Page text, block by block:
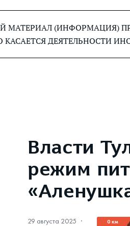
МАТЕРИАЛ (ИНФОРМАЦИЯ)
КАСАЕТСЯ ДЕЯТЕЛЬНОСТИ
Власти
режим
29 августа 2025 · 0 км